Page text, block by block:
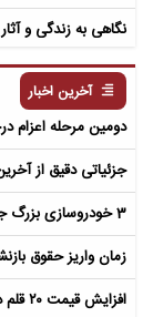
نگاهی به زندگی و
آخرین اخبار
دومین مرحله اعزام
جزئیاتی دقیق از
3 خودروسازی بزرگ جهان در ۲۰۲۵
زمان واریز حقوق
افزایش قیمت ۲۰ قلم دارو «دکوثر»